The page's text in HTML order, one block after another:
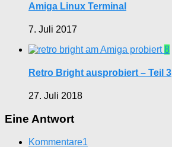
Amiga Linux Terminal
7. Juli 2017
8
Retro Bright ausprobiert – Teil 3
27. Juli 2018
Eine Antwort
Kommentare1